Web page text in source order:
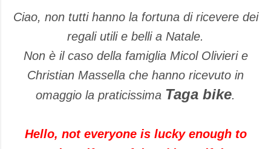
Ciao, non tutti hanno la fortuna di ricevere dei
regali utili e belli a Natale.
Non è il caso della famiglia Micol Olivieri e
Christian Massella che hanno ricevuto in
omaggio la praticissima Taga bike.
Hello, not everyone is lucky enough to